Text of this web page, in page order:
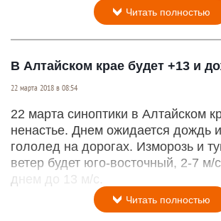
Читать полностью
В Алтайском крае будет +13 и
22 марта 2018 в 08:54
22 марта синоптики в Алтайском
ненастье. Днем ожидается дождь
гололед на дорогах. Изморозь и
ветер будет юго-восточный, 2-7 м/
днем до 13 м/с.
Читать полностью